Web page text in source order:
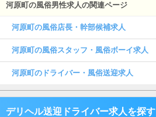
河原町の風俗男性求人の関連ページ
河原町の風俗店長・幹部候補求人
河原町の風俗スタッフ・風俗ボーイ求人
河原町のドライバー・風俗送迎求人
デリヘル送迎ドライバー求人を探す